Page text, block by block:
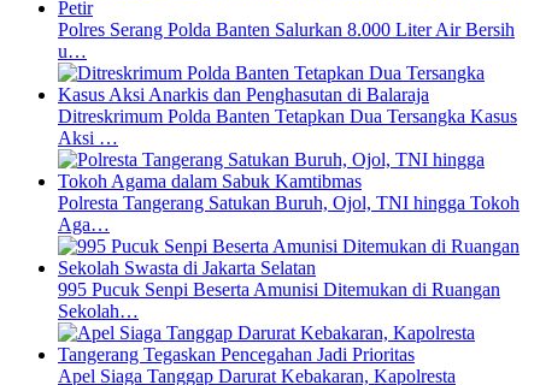
Polres Serang Polda Banten Salurkan 8.000 Liter Air Bersih
u…
Ditreskrimum Polda Banten Tetapkan Dua Tersangka Kasus
Aksi …
Polresta Tangerang Satukan Buruh, Ojol, TNI hingga Tokoh
Aga…
995 Pucuk Senpi Beserta Amunisi Ditemukan di Ruangan
Sekolah…
Apel Siaga Tanggap Darurat Kebakaran, Kapolresta